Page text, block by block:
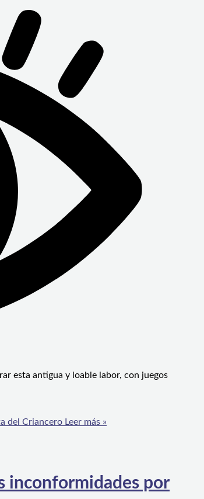
esta antigua y loable labor, con juegos
del Criancero Leer más »
inconformidades por